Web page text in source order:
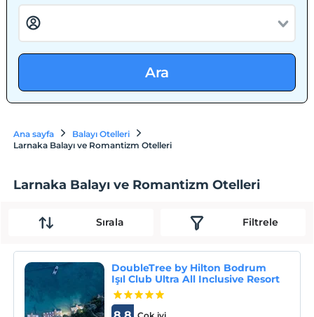
Ara
Ana sayfa
Balayı Otelleri
Larnaka Balayı ve Romantizm Otelleri
Larnaka Balayı ve Romantizm Otelleri
Sırala Filtrele
DoubleTree by Hilton Bodrum
Işıl Club Ultra All Inclusive Resort